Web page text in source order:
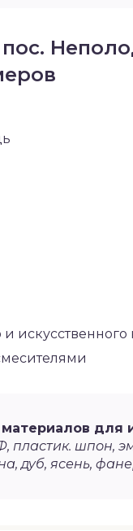
искусственного
для
пластик. шпон,
дуб, ясень,